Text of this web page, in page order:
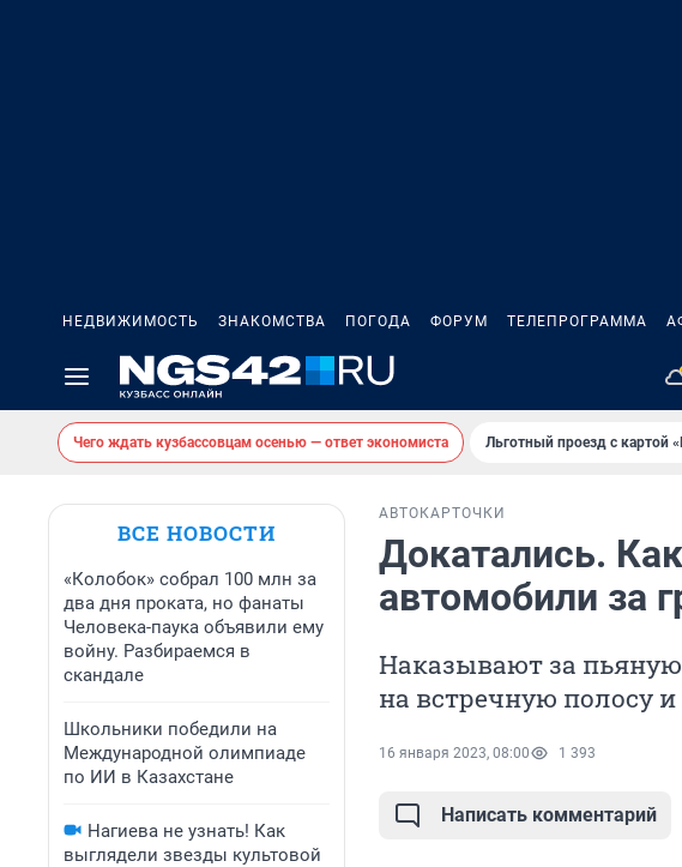
НЕДВИЖИМОСТЬ ЗНАКОМСТВА ПОГОДА ФОРУМ ТЕЛЕПРОГРАММА
Чего ждать кузбассовцам осенью — ответ экономиста Льготный проезд с картой
ВСЕ НОВОСТИ
«Колобок» собрал 100 млн за
два дня проката, но фанаты
Человека-паука объявили ему
войну. Разбираемся в
скандале
Школьники победили на
Международной олимпиаде
по ИИ в Казахстане
Нагиева не узнать! Как
выглядели звезды культовой
АВТО КАРТОЧКИ
Докатались.
автомобили за
Наказывают за
на встречную полосу
16 января 2023, 08:00 1 393
Написать комментарий